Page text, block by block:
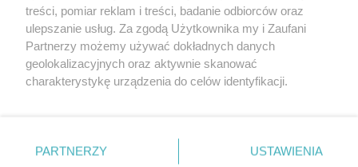
POLITYKA PRYWATNOŚCI
treści, pomiar reklam i treści, badanie odbiorców oraz
ulepszanie usług. Za zgodą Użytkownika my i Zaufani
Partnerzy możemy używać dokładnych danych
geolokalizacyjnych oraz aktywnie skanować
charakterystykę urządzenia do celów identyfikacji.
zmienić/wycofać klikając przycisk ustawień prywatności
PARTNERZY USTAWIENIA